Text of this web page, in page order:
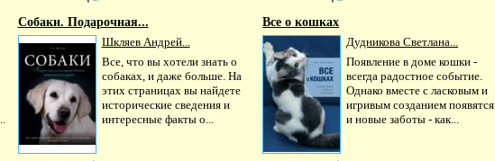
Собаки. Подарочная...
Шкляев Андрей...
Все, что вы хотели знать о
собаках, и даже больше. На
этих страницах вы найдете
исторические сведения и
интересные факты о...
Все о кошках
Дудникова Светлана...
Появление в доме кошки -
всегда радостное событие.
Однако вместе с ласковым и
игривым созданием появятся
и новые заботы - как...